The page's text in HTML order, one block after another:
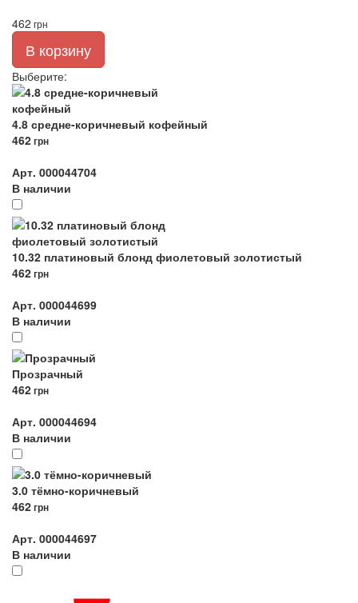
462 грн
В корзину
Выберите:
4.8 средне-коричневый кофейный
462грн
Арт. 000044704
В наличии
10.32 платиновый блонд фиолетовый золотистый
462грн
Арт. 000044699
В наличии
Прозрачный
462грн
Арт. 000044694
В наличии
3.0 тёмно-коричневый
462грн
Арт. 000044697
В наличии